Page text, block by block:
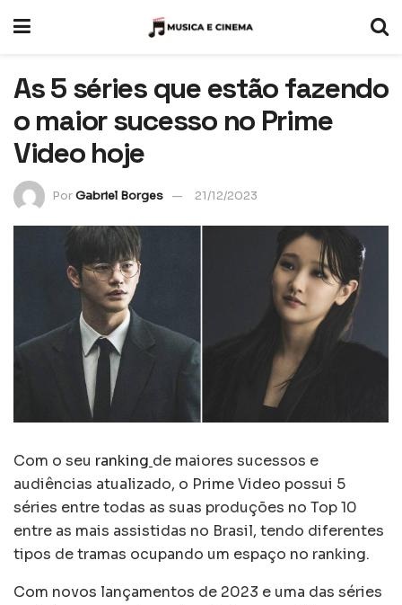
As 5 séries que estão fazendo
o maior sucesso no Prime
Video hoje
PorGabriel Borges 21/12/2023
Com o seu ranking de maiores sucessos e
audiências atualizado, o Prime Video possui 5
séries entre todas as suas produções no Top 10
entre as mais assistidas no Brasil, tendo diferentes
tipos de tramas ocupando um espaço no ranking.
Com novos lançamentos de 2023 e uma das séries